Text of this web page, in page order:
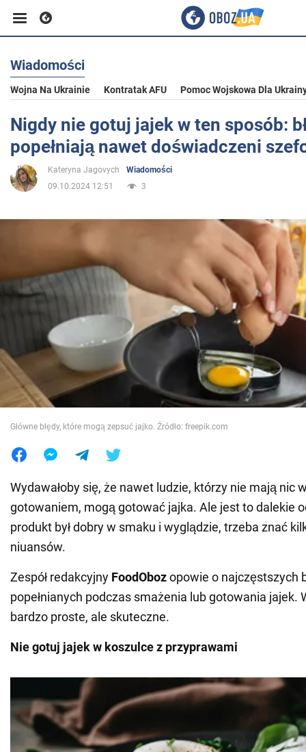
Biznes
Sport
Rozrywka
Społeczeństwo
Wojna na Ukrainie
Świat
Jedzenie
Wiadomości
Wojna Na Ukrainie Kontratak AFU Pomoc Wojskowa Dla
Nigdy nie gotuj jajek w ten sposób:
popełniają nawet doświadczeni
Kateryna Jagovych
Wiadomości
09.10.2024 12:51
3
Główne błędy, które mogą zepsuć jajko. Źródło: freepik.com
Wydawałoby się, że nawet ludzie, którzy nie mają nic
gotowaniem, mogą gotować jajka. Ale jest to dalekie
produkt był dobry w smaku i wyglądzie, trzeba znać
niuansów.
Zespół redakcyjny FoodObozopowie o najczęstszych
popełnianych podczas smażenia lub gotowania jajek.
bardzo proste, ale skuteczne.
Nie gotuj jajek w koszulce z przyprawami